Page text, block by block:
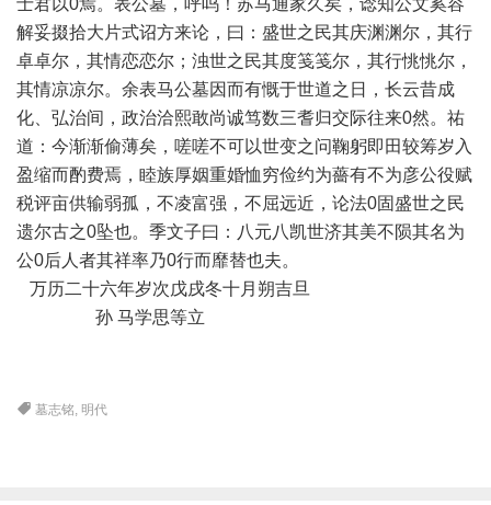
士君以0焉。表公墓，呼呜！苏马通家久矣，谂知公文奚容
解妥掇拾大片式诏方来论，曰：盛世之民其庆渊渊尔，其行
卓卓尔，其情恋恋尔；浊世之民其度笺笺尔，其行恌恌尔，
其情凉凉尔。余表马公墓因而有慨于世道之日，长云昔成
化、弘治间，政治洽熙敢尚诚笃数三耆归交际往来0然。祐
道：今渐渐偷薄矣，嗟嗟不可以世变之问鞠躬即田较筹岁入
盈缩而酌费焉，睦族厚姻重婚恤穷俭约为薔有不为彦公役赋
税评亩供输弱孤，不凌富强，不屈远近，论法0固盛世之民
遗尔古之0坠也。季文子曰：八元八凯世济其美不陨其名为
公0后人者其祥率乃0行而靡替也夫。
万历二十六年岁次戊戌冬十月朔吉旦
孙 马学思等立
墓志铭, 明代